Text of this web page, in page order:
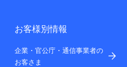
お客様別情報
企業・官公庁・通信事業者の
お客さま